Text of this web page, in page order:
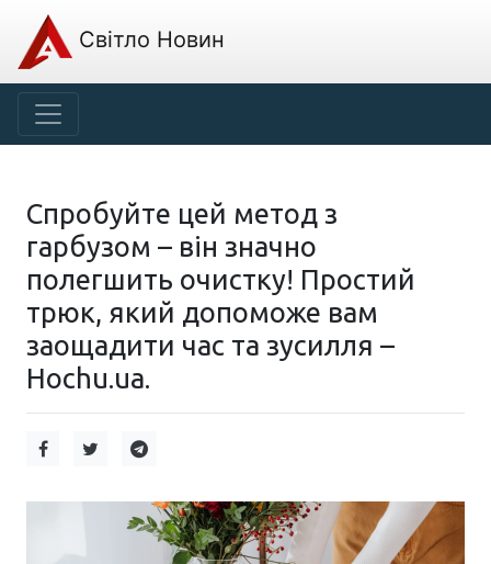
Світло Новин
Спробуйте цей метод з
гарбузом – він значно
полегшить очистку! Простий
трюк, який допоможе вам
заощадити час та зусилля –
Hochu.ua.